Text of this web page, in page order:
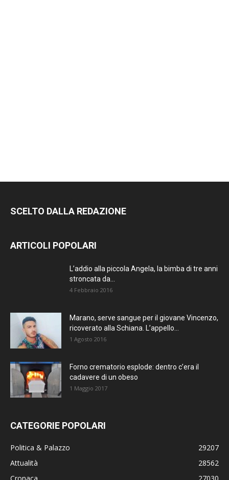
SCELTO DALLA REDAZIONE
ARTICOLI POPOLARI
L’addio alla piccola Angela, la bimba di tre anni
stroncata da...
4 Febbraio 2016
Marano, serve sangue per il giovane Vincenzo,
ricoverato alla Schiana. L’appello...
1 Agosto 2016
Forno crematorio esplode: dentro c’era il
cadavere di un obeso
1 Maggio 2017
CATEGORIE POPOLARI
Politica & Palazzo
29207
Attualità
28562